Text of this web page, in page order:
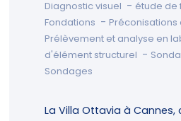
Diagnostic visuel - étude de
Fondations -
Prélèvement et analyse en
d'élément structurel
-
Sondages
La Villa Ottavia à